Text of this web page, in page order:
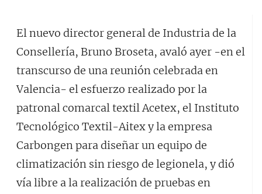
El nuevo director general de Industria de la
Consellería, Bruno Broseta, avaló ayer -en el
transcurso de una reunión celebrada en
Valencia- el esfuerzo realizado por la
patronal comarcal textil Acetex, el Instituto
Tecnológico Textil-Aitex y la empresa
Carbongen para diseñar un equipo de
climatización sin riesgo de legionela, y dió
vía libre a la realización de pruebas en